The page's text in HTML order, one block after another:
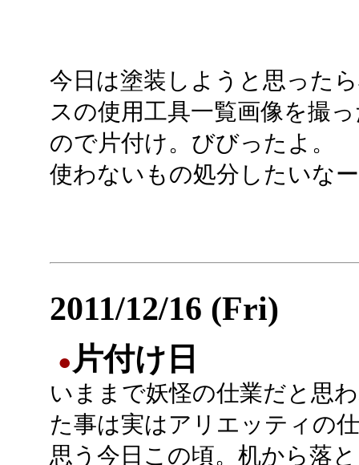
今日は塗装しようと思った
スの使用工具一覧画像を撮
ので片付け。びびったよ。
使わないもの処分したいな
2011/12/16 (Fri)
● 片付け日
いままで妖怪の仕業だと思
た事は実はアリエッティの
思う今日この頃。机から落